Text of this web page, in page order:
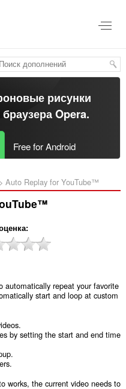
рисунки
браузера Opera.
Free for Android
Auto Replay for YouTube™‎
repeat your favorite
start and loop at custom
by setting the start and end time
works, the current video needs to